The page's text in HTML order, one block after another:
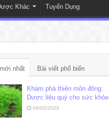
Khác Tuyển Dụng
nhất Bài viết phổ biến
Khám phá thiên môn đông:
Dược liệu quý cho sức khỏe
06/05/2025